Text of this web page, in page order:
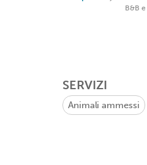
B&B
SERVIZI
Animali ammessi